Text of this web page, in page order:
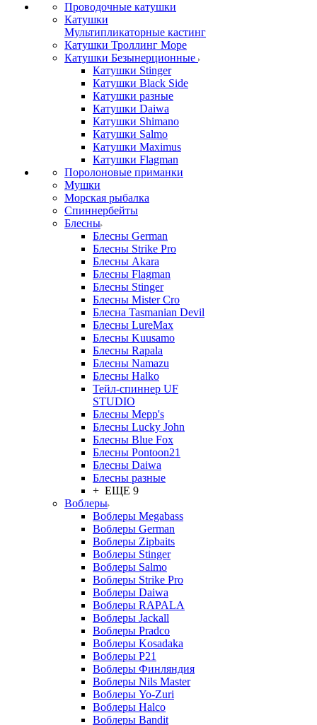
Проводочные катушки
Катушки
Мультипликаторные кастинг
Катушки Троллинг Море
Катушки Безынерционные
Катушки Stinger
Катушки Black Side
Катушки разные
Катушки Daiwa
Катушки Shimano
Катушки Salmo
Катушки Maximus
Катушки Flagman
Поролоновые приманки
Мушки
Морская рыбалка
Спиннербейты
Блесны
Блесны German
Блесны Strike Pro
Блесны Akara
Блесны Flagman
Блесны Stinger
Блесны Mister Cro
Блесна Tasmanian Devil
Блесны LureMax
Блесны Kuusamo
Блесны Rapala
Блесны Namazu
Блесны Halko
Тейл-спиннер UF
STUDIO
Блесны Mepp's
Блесны Lucky John
Блесны Blue Fox
Блесны Pontoon21
Блесны Daiwa
Блесны разные
+ ЕЩЕ 9
Воблеры
Воблеры Megabass
Воблеры German
Воблеры Zipbaits
Воблеры Stinger
Воблеры Salmo
Воблеры Strike Pro
Воблеры Daiwa
Воблеры RAPALA
Воблеры Jackall
Воблеры Pradco
Воблеры Kosadaka
Воблеры P21
Воблеры Финляндия
Воблеры Nils Master
Воблеры Yo-Zuri
Воблеры Halco
Воблеры Bandit